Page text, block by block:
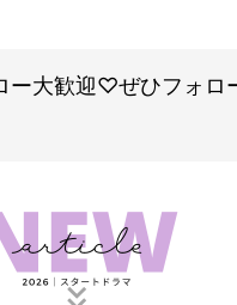
ー大歓迎♡ぜひフォロ